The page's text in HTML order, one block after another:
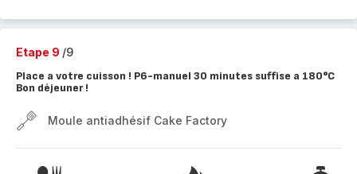
Etape 9 /9
Place a votre cuisson ! P6-manuel 30 minutes suffise a 180°C
Bon déjeuner !
Moule antiadhésif Cake Factory